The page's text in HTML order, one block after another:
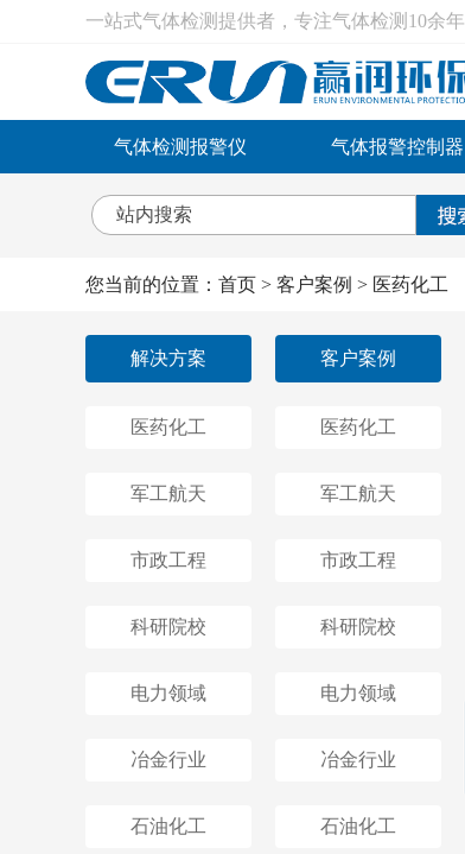
一站式气体检测提供者，专注气体检测10余年
气体检测报警仪 气体报警控制器
您当前的位置： 首页 > 客户案例 > 医药化工
解决方案 客户案例
医药化工
军工航天
市政工程
科研院校
电力领域
冶金行业
石油化工
医药化工
军工航天
市政工程
科研院校
电力领域
冶金行业
石油化工